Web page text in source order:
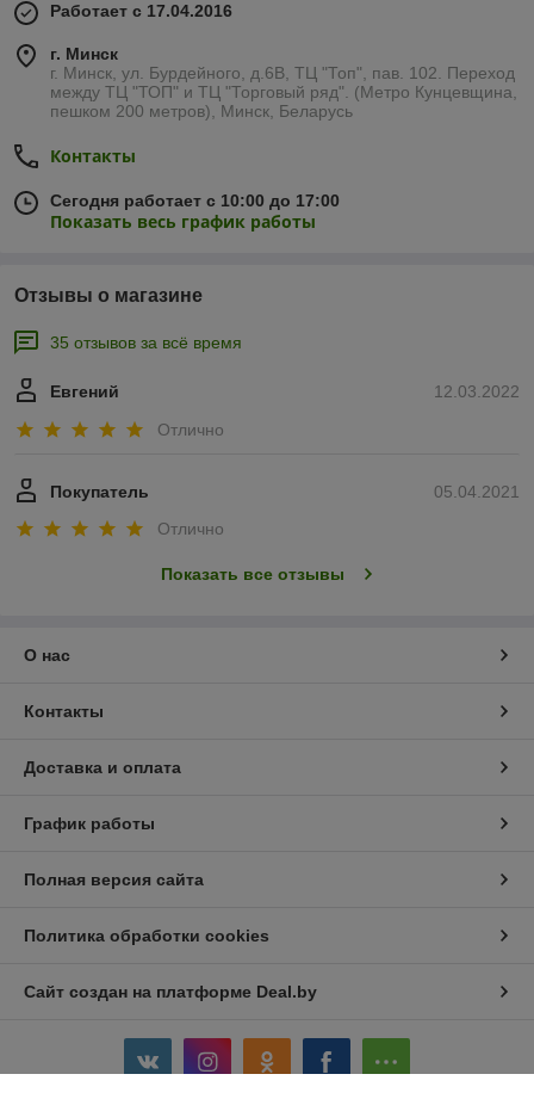
Работает с 17.04.2016
г. Минск
г. Минск, ул. Бурдейного, д.6В, ТЦ "Топ", пав. 102. Переход
между ТЦ "ТОП" и ТЦ "Торговый ряд". (Метро Кунцевщина,
пешком 200 метров), Минск, Беларусь
Контакты
Сегодня работает с 10:00 до 17:00
Показать весь график работы
Отзывы о магазине
35 отзывов за всё время
12.03.2022
Евгений
Отлично
05.04.2021
Покупатель
Отлично
Показать все отзывы
О нас
Контакты
Доставка и оплата
График работы
Полная версия сайта
Политика обработки cookies
Сайт создан на платформе Deal.by